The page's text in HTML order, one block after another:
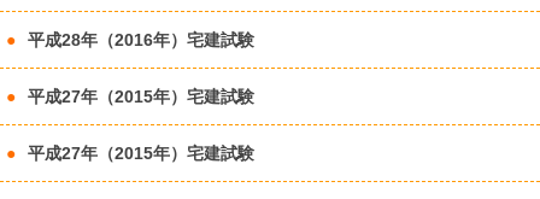
平成28年（2016年）宅建試験
平成27年（2015年）宅建試験
平成27年（2015年）宅建試験